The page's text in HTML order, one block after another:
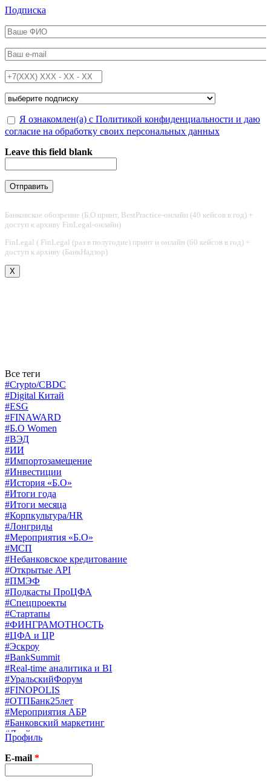
Перейти к основному содержанию
Подписка
ФИО*
Email*
Телефон*
Подписка на*
Обработка персональных данных*
Я ознакомлен(а) с Политикой конфиденциальности и даю
согласие на обработку своих персональных данных
Leave this field blank
Банковское обозрение (Б.О принт, BestPractice-онлайн (40 кейсов в год) +
доступ к архиву FinLegal-онлайн)
FinLegal ( FinLegal (раз в полугодие) принт и онлайн (60 кейсов в год) +
доступ к архиву (БанкНадзор)
X
Все теги
#Crypto/CBDC
#Digital Китай
#ESG
#FINAWARD
#Б.О Women
#ВЭД
#ИИ
#Импортозамещение
#Инвестиции
#История «Б.О»
#Итоги года
#Итоги месяца
#Корпкультура/HR
#Лонгриды
#Мероприятия «Б.О»
#МСП
#Небанковское кредитование
#Открытые API
#ПМЭФ
#Подкасты ПроЦФА
#Спецпроекты
#Стартапы
#ФИНГРАМОТНОСТЬ
#ЦФА и ЦР
#Эскроу
#BankSummit
#Real-time аналитика и BI
#УральскийФорум
#FINOPOLIS
#ОТПБанк25лет
#Мероприятия АБР
#Банковский маркетинг
#Драйверы страхования
#Финконгресс ЦБ
#PB&WM
#UX/CX
#Экосистемы
Профиль
E-mail *